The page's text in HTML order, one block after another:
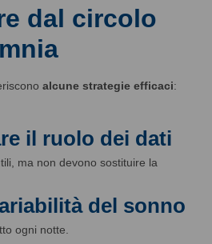
dal circolo
alcune strategie efficaci:
il ruolo dei dati
ma non devono sostituire la
del sonno
ogni notte.